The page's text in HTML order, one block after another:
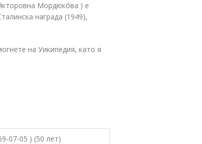
Мордюко́ва ) е
награда (1949),
на Уикипедия, като я
07-05 ) (50 лет)